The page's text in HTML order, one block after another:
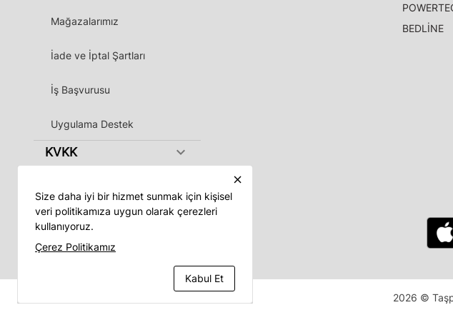
Mağazalarımız
İade ve İptal Şartları
İş Başvurusu
Uygulama Destek
KVKK keyboard_arrow_down
BEDLİNE
2026 ©
close
Size daha iyi bir hizmet sunmak için kişisel
veri politikamıza uygun olarak çerezleri
kullanıyoruz.
Çerez Politikamız
Kabul Et